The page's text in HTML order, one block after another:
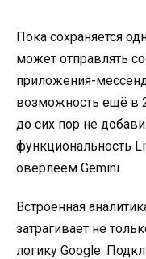
Пока сохраняется
может отправлять
приложения-
возможность ещё в
до сих пор не
функциональность
оверлеем Gemini.
Встроенная
затрагивает не
логику Google.